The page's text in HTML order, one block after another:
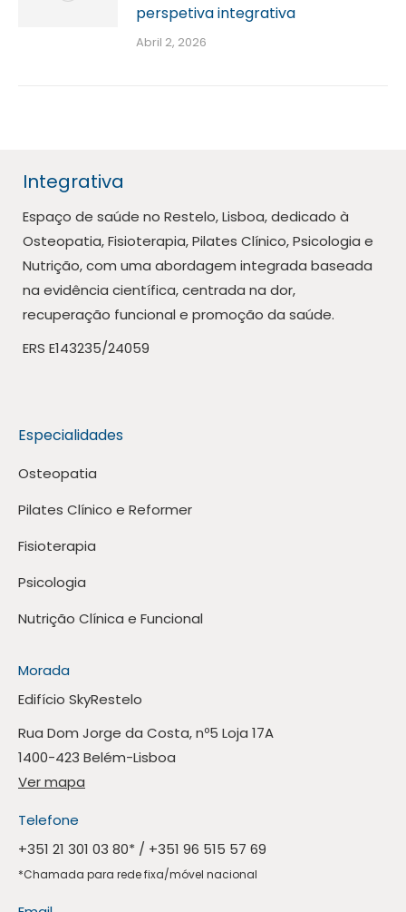
perspetiva integrativa
Abril 2, 2026
Integrativa
Espaço de saúde no Restelo, Lisboa, dedicado à
Osteopatia, Fisioterapia, Pilates Clínico, Psicologia e
Nutrição, com uma abordagem integrada baseada
na evidência científica, centrada na dor,
recuperação funcional e promoção da saúde.
ERS E143235/24059
Especialidades
Osteopatia
Pilates Clínico e Reformer
Fisioterapia
Psicologia
Nutrição Clínica e Funcional
Morada
Edifício SkyRestelo
Rua Dom Jorge da Costa, nº5 Loja 17A
1400-423 Belém-Lisboa
Ver mapa
Telefone
+351 21 301 03 80* / +351 96 515 57 69
*Chamada para rede fixa/móvel nacional